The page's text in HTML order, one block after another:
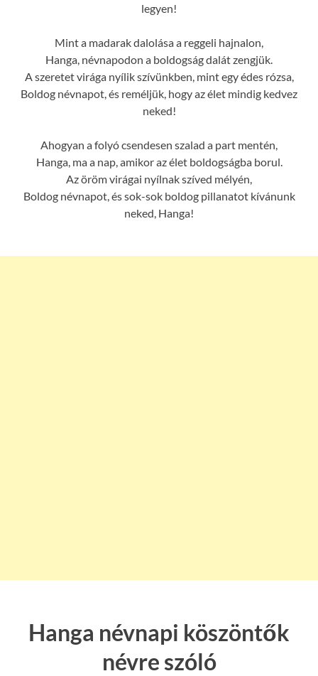
legyen!
Mint a madarak dalolása a reggeli hajnalon,
Hanga, névnapodon a boldogság dalát zengjük.
A szeretet virága nyílik szívünkben, mint egy édes rózsa,
Boldog névnapot, és reméljük, hogy az élet mindig kedvez
neked!
Ahogyan a folyó csendesen szalad a part mentén,
Hanga, ma a nap, amikor az élet boldogságba borul.
Az öröm virágai nyílnak szíved mélyén,
Boldog névnapot, és sok-sok boldog pillanatot kívánunk
neked, Hanga!
Hanga névnapi köszöntők
névre szóló